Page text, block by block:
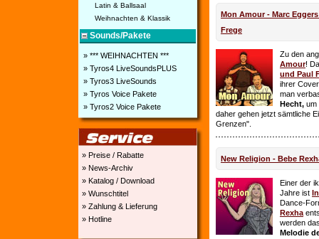
Latin & Ballsaal
Weihnachten & Klassik
Sounds/Pakete
» *** WEIHNACHTEN ***
» Tyros4 LiveSoundsPLUS
» Tyros3 LiveSounds
» Tyros Voice Pakete
» Tyros2 Voice Pakete
» Preise / Rabatte
» News-Archiv
» Katalog / Download
» Wunschtitel
» Zahlung & Lieferung
» Hotline
Mon Amour - Marc
Frege
Zu den
Amour!
und Paul
ihrer
man
Hecht, um
daher gehen jetzt sämtliche
Grenzen".
New Religion - Bebe
Einer der
Jahre ist
Dance-
Rexha
werden
Melodie